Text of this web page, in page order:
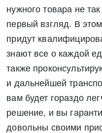
нужного товара не
первый взгляд. В
придут
знают все о каждой
также
и дальнейшей
вам будет гораздо
решение, и вы
довольны своими